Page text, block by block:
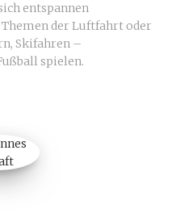
entspannen
der Luftfahrt oder
Skifahren –
spielen.